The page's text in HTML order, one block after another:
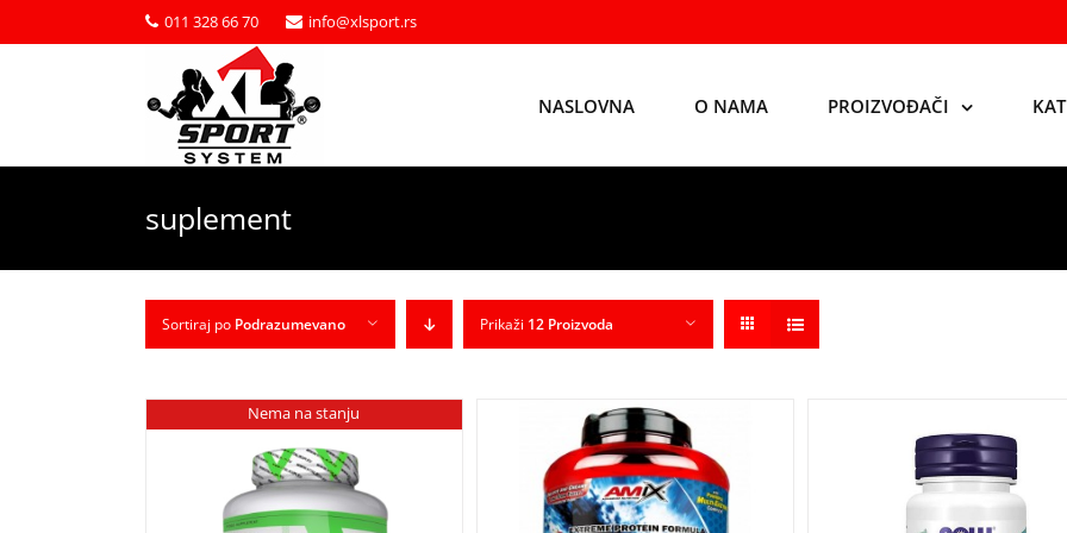
011 328 66 70 info@xlsport.rs
NASLOVNA O NAMA PROIZVOĐAČI
suplement
Sortiraj po Podrazumevano Prikaži 12 Proizvoda
Nema na stanju